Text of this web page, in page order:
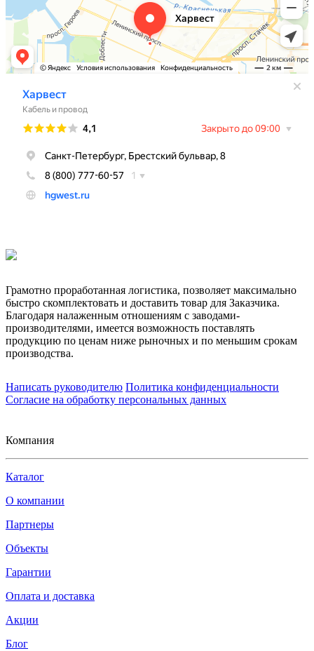
Грамотно проработанная логистика, позволяет максимально
быстро скомплектовать и доставить товар для Заказчика.
Благодаря налаженным отношениям с заводами-
производителями, имеется возможность поставлять
продукцию по ценам ниже рыночных и по меньшим срокам
производства.
Написать руководителю Политика конфиденциальности
Согласие на обработку персональных данных
Компания
Каталог
О компании
Партнеры
Объекты
Гарантии
Оплата и доставка
Акции
Блог